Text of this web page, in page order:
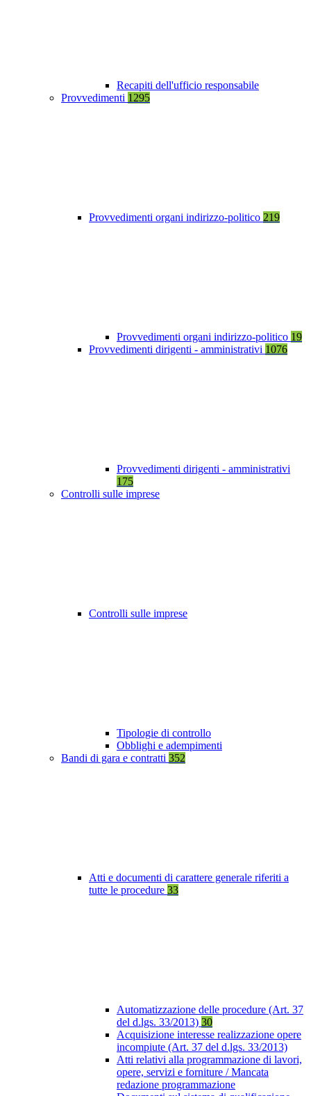
Recapiti dell'ufficio responsabile
Provvedimenti 1295
Provvedimenti organi indirizzo-politico 219
Provvedimenti organi indirizzo-politico 19
Provvedimenti dirigenti - amministrativi 1076
Provvedimenti dirigenti - amministrativi
175
Controlli sulle imprese
Controlli sulle imprese
Tipologie di controllo
Obblighi e adempimenti
Bandi di gara e contratti 352
Atti e documenti di carattere generale riferiti a
tutte le procedure 33
Automatizzazione delle procedure (Art. 37
del d.lgs. 33/2013) 30
Acquisizione interesse realizzazione opere
incompiute (Art. 37 del d.lgs. 33/2013)
Atti relativi alla programmazione di lavori,
opere, servizi e forniture / Mancata
redazione programmazione